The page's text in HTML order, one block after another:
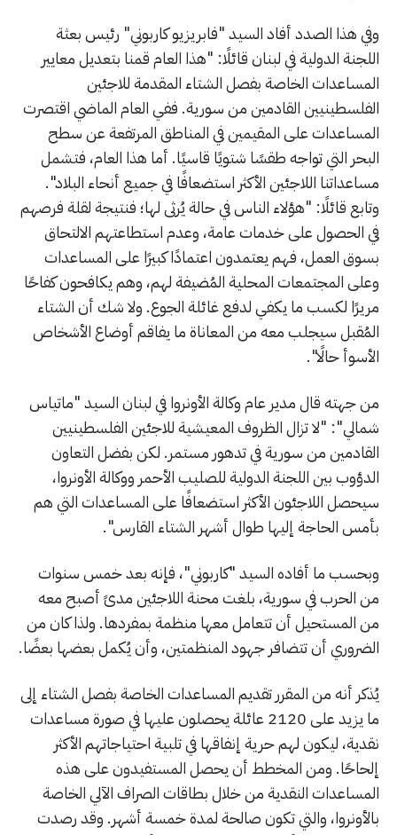
وفي هذا الصدد أفاد السيد "فابريزيو كاربوني" رئيس بعثة
اللجنة الدولية في لبنان قائلًا: "هذا العام قمنا بتعديل معايير
المساعدات الخاصة بفصل الشتاء المقدمة للاجئين
الفلسطينيين القادمين من سورية. ففي العام الماضي اقتصرت
المساعدات على المقيمين في المناطق المرتفعة عن سطح
البحر التي تواجه طقسًا شتويًا قاسيًا. أما هذا العام، فتشمل
مساعداتنا اللاجئين الأكثر استضعافًا في جميع أنحاء البلاد".
وتابع قائلًا: "هؤلاء الناس في حالة يُرثى لها؛ فنتيجة لقلة فرصهم
في الحصول على خدمات عامة، وعدم استطاعتهم الالتحاق
بسوق العمل، فهم يعتمدون اعتمادًا كبيرًا على المساعدات
وعلى المجتمعات المحلية المُضيفة لهم، وهم يكافحون كفاحًا
مريرًا لكسب ما يكفي لدفع غائلة الجوع. ولا شك أن الشتاء
المُقبل سيجلب معه من المعاناة ما يفاقم أوضاع الأشخاص
الأسوأ حالًا".
من جهته قال مدير عام وكالة الأونروا في لبنان السيد "ماتياس
شمالي": "لا تزال الظروف المعيشية للاجئين الفلسطينيين
القادمين من سورية في تدهور مستمر. لكن بفضل التعاون
الدؤوب بين اللجنة الدولية للصليب الأحمر ووكالة الأونروا،
سيحصل اللاجئون الأكثر استضعافًا على المساعدات التي هم
بأمس الحاجة إليها طوال أشهر الشتاء القارس".
وبحسب ما أفاده السيد "كاربوني"، فإنه بعد خمس سنوات
من الحرب في سورية، بلغت محنة اللاجئين مدىً أصبح معه
من المستحيل أن تتعامل معها منظمة بمفردها. ولذا كان من
الضروري أن تتضافر جهود المنظمتين، وأن يُكمل بعضها بعضًا.
يُذكر أنه من المقرر تقديم المساعدات الخاصة بفصل الشتاء إلى
ما يزيد على 2120 عائلة يحصلون عليها في صورة مساعدات
نقدية، ليكون لهم حرية إنفاقها في تلبية احتياجاتهم الأكثر
إلحاحًا. ومن المخطط أن يحصل المستفيدون على هذه
المساعدات النقدية من خلال بطاقات الصراف الآلي الخاصة
بالأونروا، والتي تكون صالحة لمدة خمسة أشهر. وقد رصدت